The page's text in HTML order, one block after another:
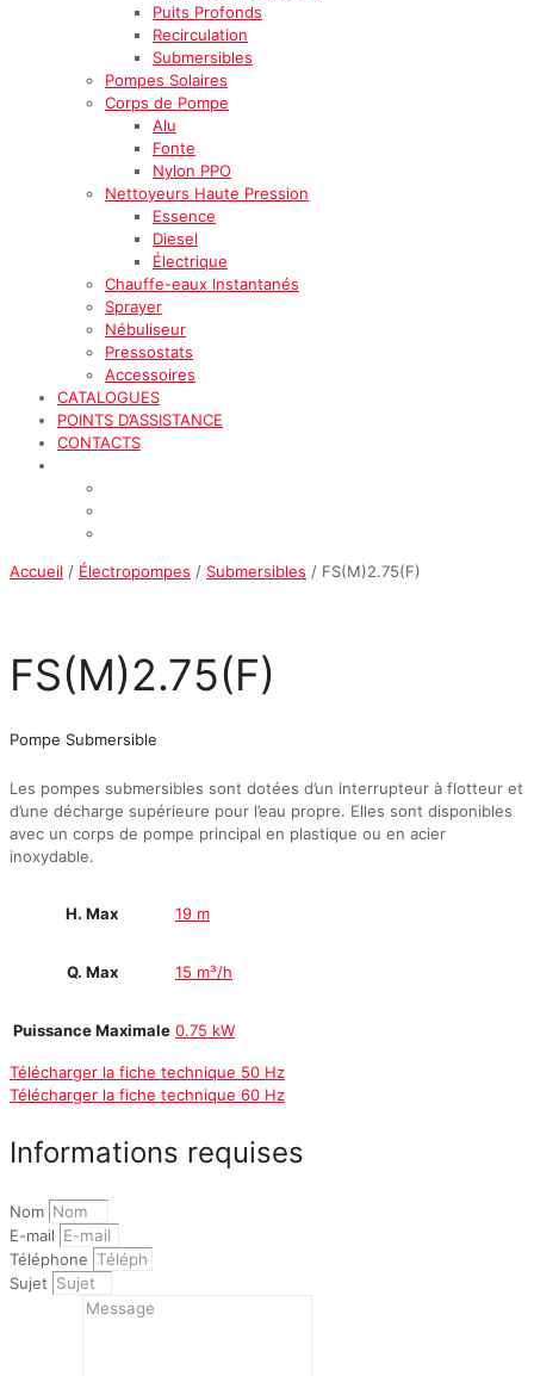
Puits Profonds
Recirculation
Submersibles
Pompes Solaires
Corps de Pompe
Alu
Fonte
Nylon PPO
Nettoyeurs Haute Pression
Essence
Diesel
Électrique
Chauffe-eaux Instantanés
Sprayer
Nébuliseur
Pressostats
Accessoires
CATALOGUES
POINTS D’ASSISTANCE
CONTACTS
Accueil / Électropompes / Submersibles / FS(M)2.75(F)
FS(M)2.75(F)
Pompe Submersible
Les pompes submersibles sont dotées d’un interrupteur à flotteur et
d’une décharge supérieure pour l’eau propre. Elles sont disponibles
avec un corps de pompe principal en plastique ou en acier
inoxydable.
H. Max 19 m
Q. Max 15 m³/h
Puissance Maximale 0.75 kW
Télécharger la fiche technique 50 Hz
Télécharger la fiche technique 60 Hz
Informations requises
Nom
E-mail
Téléphone
Sujet